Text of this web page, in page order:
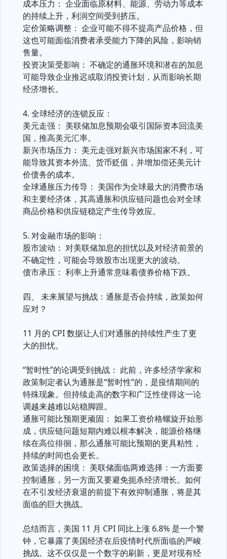
成本压力： 企业面临原材料、能源、劳动力等成本
的持续上升，利润空间受到挤压。
定价策略调整： 企业可能不得不提高产品价格，但
这也可能面临消费者承受能力下降的风险，影响销
售量。
投资决策受影响： 不确定的通胀环境和潜在的加息
可能导致企业推迟或取消投资计划，从而影响长期
经济增长。
4. 全球经济的连锁反应：
美元走强： 美联储加息预期会吸引国际资本回流美
国，推高美元汇率。
新兴市场压力： 美元走强对新兴市场国家不利，可
能导致其资本外流、货币贬值，并增加偿还美元计
价债务的成本。
全球通胀压力传导： 美国作为全球最大的消费市场
和主要经济体，其高通胀和供应链问题也会对全球
商品价格和供应链稳定产生传导效应。
5. 对金融市场的影响：
股市波动： 对美联储加息的担忧以及对经济前景的
不确定性，可能会导致股市出现更大的波动。
债市承压： 利率上升通常意味着债券价格下跌。
四、 未来展望与挑战：通胀是否会持续，政策如何
应对？
11 月的 CPI 数据让人们对通胀的持续性产生了更
大的担忧。
“暂时性”的论调受到挑战： 此前，许多经济学家和
政策制定者认为通胀是“暂时性”的，是疫情期间的
特殊现象。但持续走高的数字和广泛性使得这一论
调越来越难以站稳脚跟。
通胀可能比预期更顽固： 如果工资价格螺旋开始形
成，供应链问题短期内难以根本解决，能源价格继
续在高位徘徊，那么通胀可能比预期的更具粘性，
持续的时间也会更长。
政策选择的困境： 美联储面临两难选择：一方面要
控制通胀，另一方面又要避免扼杀经济增长。如何
在不引发经济衰退的前提下有效抑制通胀，将是其
面临的巨大挑战。
总结而言，美国 11 月 CPI 同比上涨 6.8% 是一个警
钟，它暴露了美国经济在后疫情时代所面临的严峻
挑战。这不仅仅是一个数字的刷新，更是对现有经